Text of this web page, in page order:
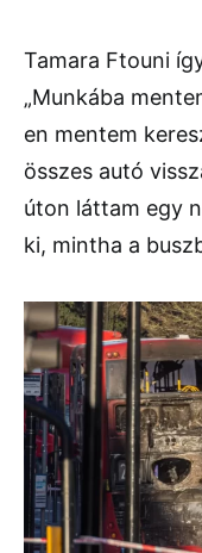
Tamara Ftouni
„Munkába
en mentem
összes autó
úton láttam egy
ki, mintha a